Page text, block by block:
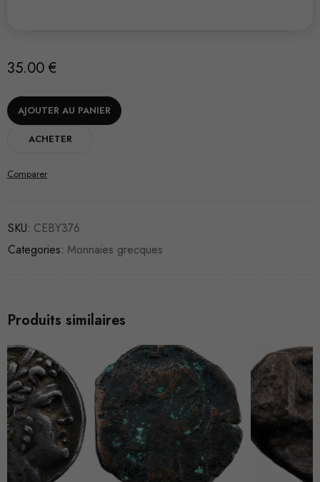
35.00 €
AJOUTER AU PANIER
ACHETER
Comparer
SKU: CEBY376
Categories: Monnaies grecques
Produits similaires